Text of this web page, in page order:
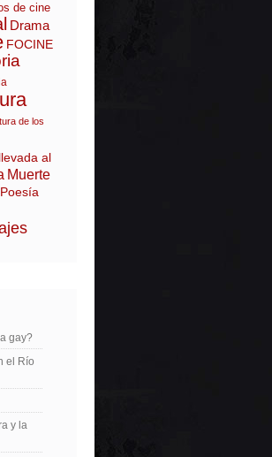
de cine
Drama
FOCINE
de los
al
Muerte
Poesía
gay?
el Río
y la